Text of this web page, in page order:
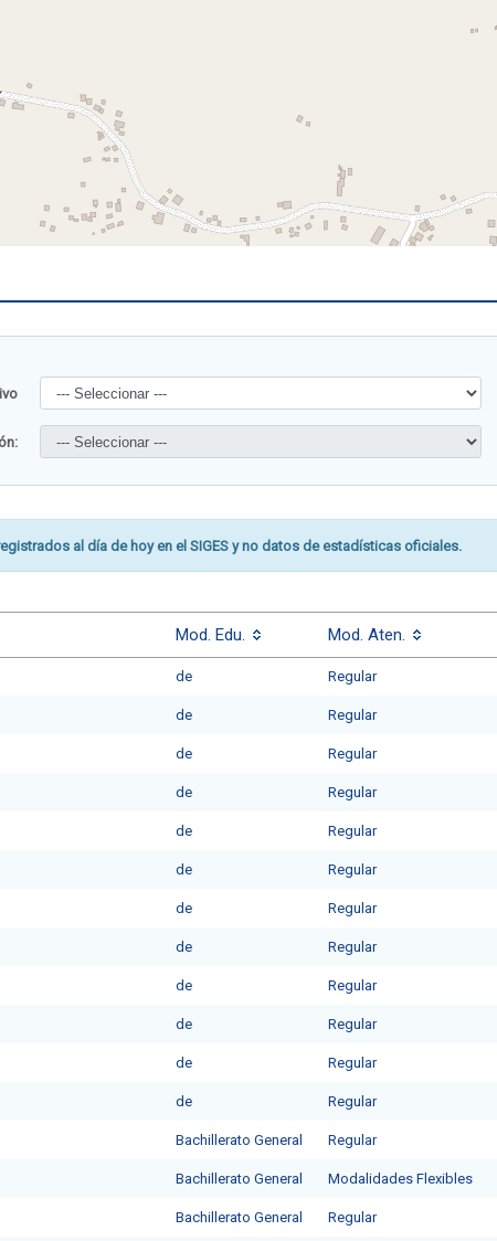
al día de hoy en el SIGES y no datos de estadísticas oficiales.
Mod. Edu. Mod. Aten.
de Regular
de Regular
de Regular
de Regular
de Regular
de Regular
deㅤ Regular
deㅤ Regular
deㅤ Regular
de Regular
de Regular
de Regular
Bachillerato General Regular
Bachillerato General Modalidades Flexibles
Bachillerato General Regular